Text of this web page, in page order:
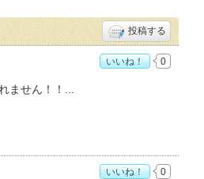
投稿する
ません！！
いいね！ 0
いいね！ 0